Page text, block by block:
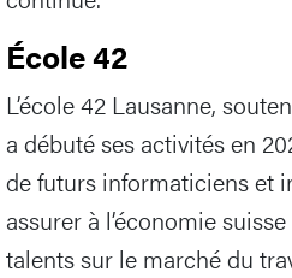
École 42
L’école 42 Lausanne,
a débuté ses activités en
de futurs informaticiens et
assurer à l’économie
talents sur le marché du